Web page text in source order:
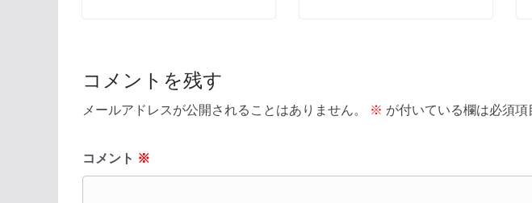
コメントを残す
メールアドレスが公開されることはありません。 ※ が付いている欄は必須項
コメント ※